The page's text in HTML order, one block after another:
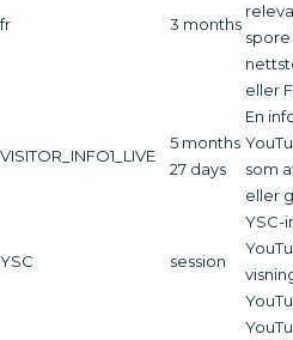
fr 3 months
eller
VISITOR_INFO1_LIVE
5 months
27 days
En
som
eller
YSC session
YSC-